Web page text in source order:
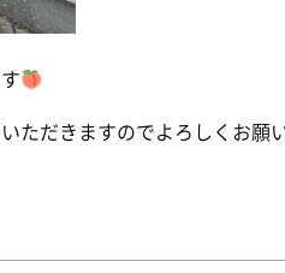
ただきますのでよろしくお願